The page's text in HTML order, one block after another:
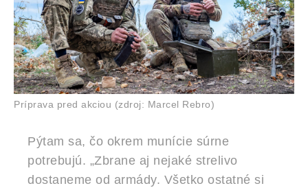
Príprava pred akciou (zdroj: Marcel Rebro)
Pýtam sa, čo okrem munície súrne
potrebujú. „Zbrane aj nejaké strelivo
dostaneme od armády. Všetko ostatné si